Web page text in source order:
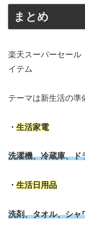
まとめ
楽天スーパーセール
イテム
テーマは新生活の準
・ 生活家電
洗濯機、冷蔵庫、ド
・ 生活日用品
洗剤、タオル、シャ